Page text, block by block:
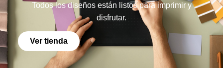
Todos los diseños están listos para imprimir y
disfrutar.
Ver tienda